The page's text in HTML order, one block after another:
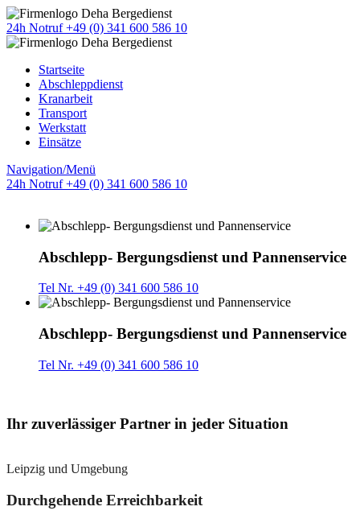
24h Notruf +49 (0) 341 600 586 10
Startseite
Abschleppdienst
Kranarbeit
Transport
Werkstatt
Einsätze
Navigation/Menü
24h Notruf +49 (0) 341 600 586 10
Abschlepp- Bergungsdienst und Pannenservice
Tel Nr. +49 (0) 341 600 586 10
Abschlepp- Bergungsdienst und Pannenservice
Tel Nr. +49 (0) 341 600 586 10
Ihr zuverlässiger Partner in jeder Situation
Leipzig und Umgebung
Durchgehende Erreichbarkeit